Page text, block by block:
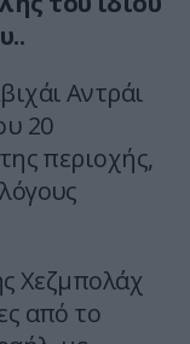
Αντράι
20
περιοχής,
Χεζμπολάχ
από το